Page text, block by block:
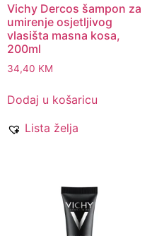
Vichy Dercos šampon za
umirenje osjetljivog
vlasišta masna kosa,
200ml
34,40 KM
Dodaj u košaricu
Lista želja